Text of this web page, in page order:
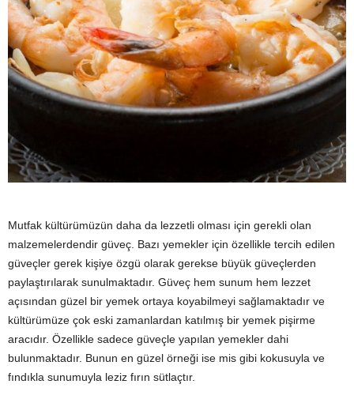
Mutfak kültürümüzün daha da lezzetli olması için gerekli olan
malzemelerdendir güveç. Bazı yemekler için özellikle tercih edilen
güveçler gerek kişiye özgü olarak gerekse büyük güveçlerden
paylaştırılarak sunulmaktadır. Güveç hem sunum hem lezzet
açısından güzel bir yemek ortaya koyabilmeyi sağlamaktadır ve
kültürümüze çok eski zamanlardan katılmış bir yemek pişirme
aracıdır. Özellikle sadece güveçle yapılan yemekler dahi
bulunmaktadır. Bunun en güzel örneği ise mis gibi kokusuyla ve
fındıkla sunumuyla leziz fırın sütlaçtır.